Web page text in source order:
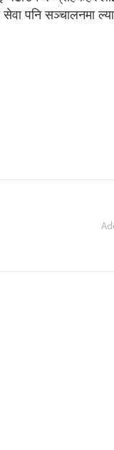
सेवा पनि सञ्चालनमा